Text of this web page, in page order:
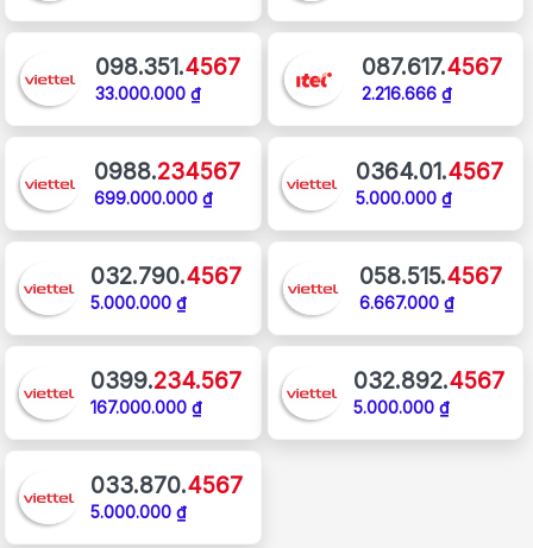
098.351.4567
33.000.000 ₫
087.617.4567
2.216.666 ₫
0988.234567
699.000.000 ₫
0364.01.4567
5.000.000 ₫
032.790.4567
5.000.000 ₫
058.515.4567
6.667.000 ₫
0399.234.567
167.000.000 ₫
032.892.4567
5.000.000 ₫
033.870.4567
5.000.000 ₫